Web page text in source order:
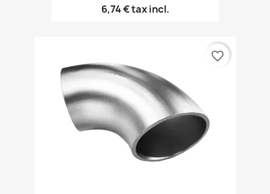
6,74 €tax incl.
favorite_border